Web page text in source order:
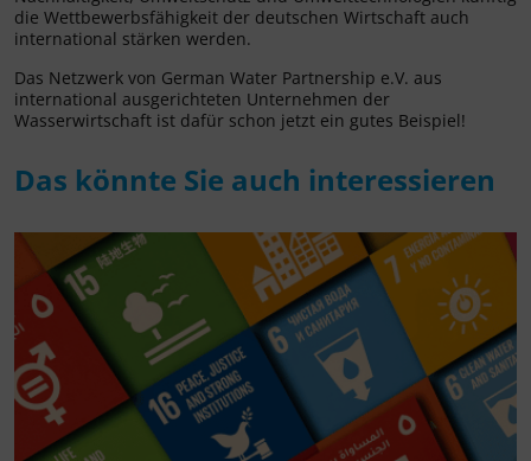
die Wettbewerbsfähigkeit der deutschen Wirtschaft auch
international stärken werden.
Das Netzwerk von German Water Partnership e.V. aus
international ausgerichteten Unternehmen der
Wasserwirtschaft ist dafür schon jetzt ein gutes Beispiel!
Das könnte Sie auch interessieren